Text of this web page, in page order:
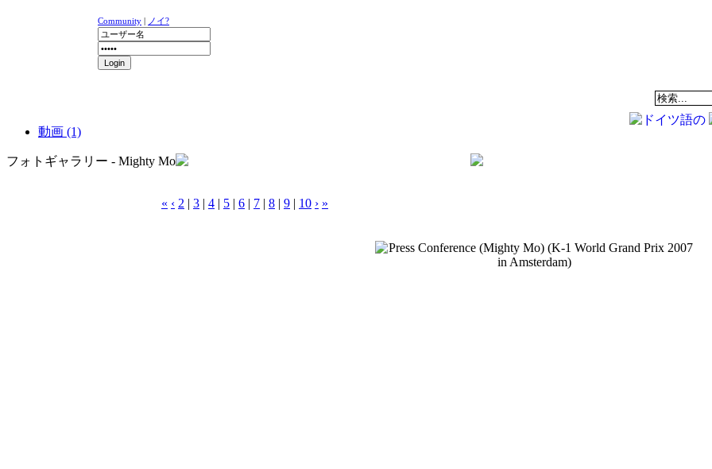
Community | ノイ?
動画 (1)
フォトギャラリー - Mighty Mo
« ‹ 2 | 3 | 4 | 5 | 6 | 7 | 8 | 9 | 10 › »